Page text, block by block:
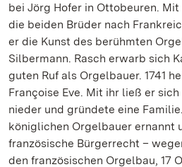
bei Jörg Hofer in Ottobeuren.
die beiden Brüder nach
er die Kunst des berühmten
Silbermann. Rasch erwarb sich
guten Ruf als Orgelbauer. 1741
Françoise Eve. Mit ihr ließ er
nieder und gründete eine
königlichen Orgelbauer ernannt
französische Bürgerrecht –
den französischen Orgelbau, 17